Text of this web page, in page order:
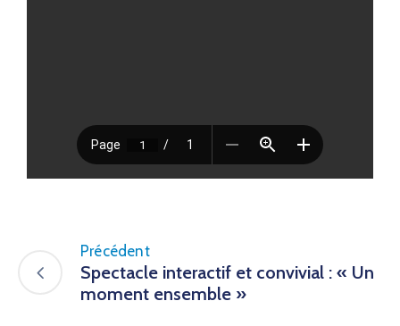
Précédent
Spectacle interactif et convivial : « Un
moment ensemble »